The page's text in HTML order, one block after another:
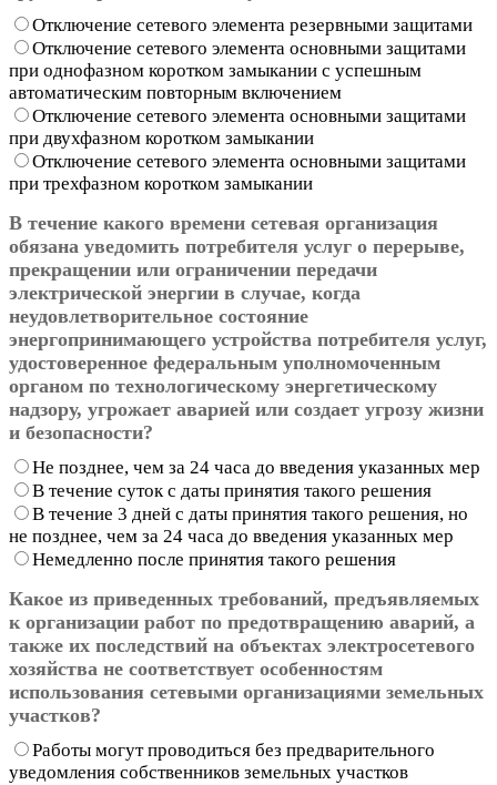
Отключение сетевого элемента резервными защитами
Отключение сетевого элемента основными защитами
при однофазном коротком замыкании с успешным
автоматическим повторным включением
Отключение сетевого элемента основными защитами
при двухфазном коротком замыкании
Отключение сетевого элемента основными защитами
при трехфазном коротком замыкании
В течение какого времени сетевая организация
обязана уведомить потребителя услуг о перерыве,
прекращении или ограничении передачи
электрической энергии в случае, когда
неудовлетворительное состояние
энергопринимающего устройства потребителя услуг,
удостоверенное федеральным уполномоченным
органом по технологическому энергетическому
надзору, угрожает аварией или создает угрозу жизни
и безопасности?
Не позднее, чем за 24 часа до введения указанных мер
В течение суток с даты принятия такого решения
В течение 3 дней с даты принятия такого решения, но
не позднее, чем за 24 часа до введения указанных мер
Немедленно после принятия такого решения
Какое из приведенных требований, предъявляемых
к организации работ по предотвращению аварий, а
также их последствий на объектах электросетевого
хозяйства не соответствует особенностям
использования сетевыми организациями земельных
участков?
Работы могут проводиться без предварительного
уведомления собственников земельных участков